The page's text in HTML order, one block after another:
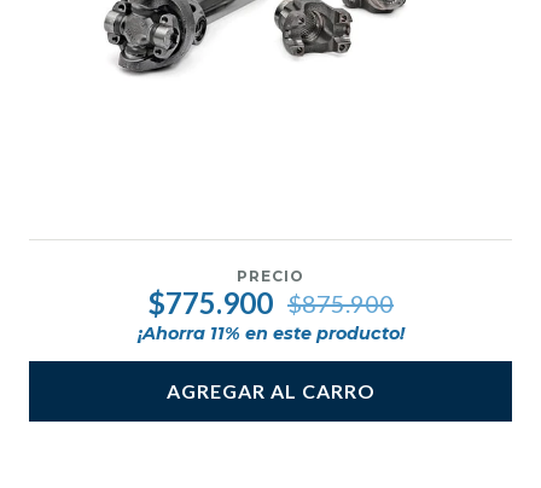
PRECIO
$775.900 $875.900
¡Ahorra 11% en este producto!
AGREGAR AL CARRO